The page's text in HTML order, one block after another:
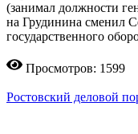
(занимал должности
на Грудинина сменил
государственного
Просмотров: 1599
Ростовский деловой